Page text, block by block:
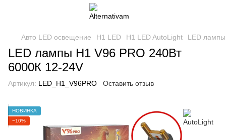
Авто LED освещение H1 LED H1 LED AutoLight LED
LED лампы H1 V96 PRO 240Вт
6000К 12-24V
Артикул: LED_H1_V96PRO Оставить отзыв
НОВИНКА
−10%